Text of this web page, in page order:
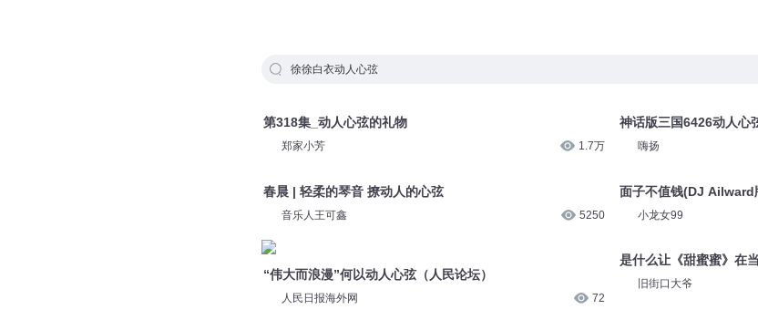
徐徐白衣动人心弦
第318集_动人心弦的礼物
郑家小芳 1.7万
春晨 | 轻柔的琴音 撩动人的心弦
音乐人王可鑫 5250
“伟大而浪漫”何以动人心弦（人民论坛）
人民日报海外网 72
神话版三国6426动人心
嗨扬
面子不值钱(DJ Ailward
小龙女99
是什么让《甜蜜蜜》在
旧街口大爷